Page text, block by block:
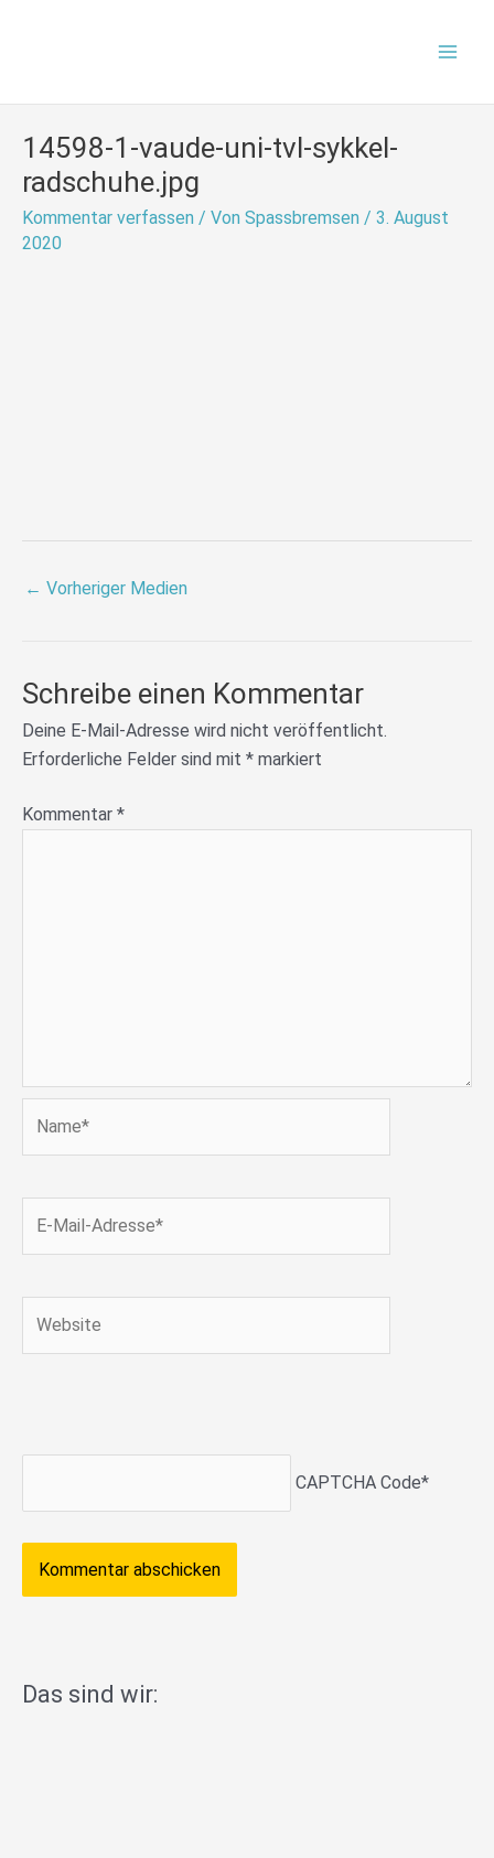
14598-1-vaude-uni-tvl-sykkel-
radschuhe.jpg
Kommentar verfassen / Von Spassbremsen / 3. August
2020
← Vorheriger Medien
Schreibe einen Kommentar
Deine E-Mail-Adresse wird nicht veröffentlicht.
Erforderliche Felder sind mit * markiert
Kommentar *
Mail-
CAPTCHA Code*
Das sind wir: